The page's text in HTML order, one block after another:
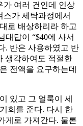
가 여러 건인데 인상
스가 세탁과정에서
로 배상하리라 하고
대답이 “$40에 사서
. 반은 사용하였고 반
생각하여도 적절한
전액을 요구하는데
있고 그 얼룩이 세
회를 준다. 다시 한
게로 가져간다. 물론